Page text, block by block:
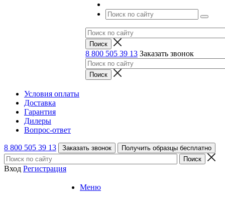
8 800 505 39 13 Заказать звонок
Условия оплаты
Доставка
Гарантия
Дилеры
Вопрос-ответ
8 800 505 39 13 Заказать звонок Получить образцы бесплатно
Вход Регистрация
Меню